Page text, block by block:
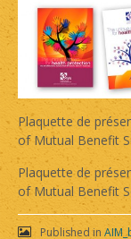
Plaquette de
of Mutual Benefit
Plaquette de
of Mutual Benefit
Published in